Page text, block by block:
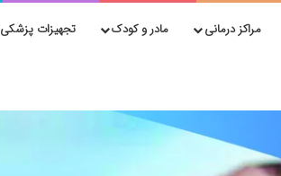
مراکز درمانی مادر و کودک تجهیزات پزشکی